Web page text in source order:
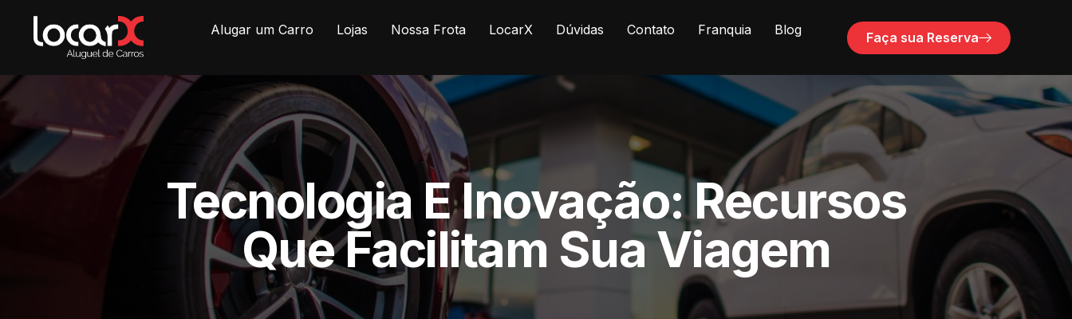
Alugar um Carro Lojas Nossa Frota LocarX Dúvidas Contato Franquia Blog Faça sua Reserva
Tecnologia E Inovação: Recursos
Que Facilitam Sua Viagem